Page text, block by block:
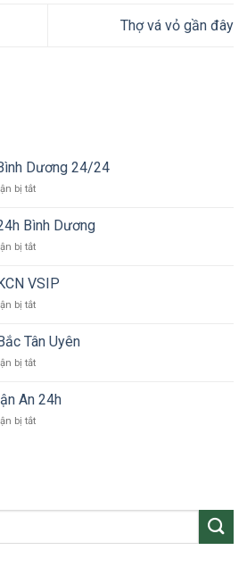
Thợ vá vỏ gần đây
Dương 24/24
bị tắtở
lốp
xe
hơi
Dương
Bình Dương
bị tắtở
vỏ
xe
ô
24h
Dương
VSIP
bị tắtở
vỏ
xe
ô
KCN
Tân Uyên
bị tắtở
vỏ
xe
ô
An 24h
bị tắtở
An